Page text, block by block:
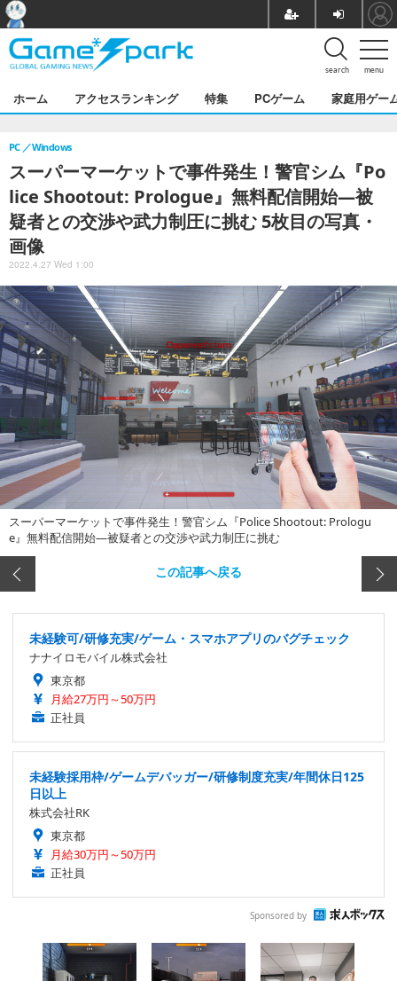
menu
search
ホーム アクセスランキング 特集 PCゲーム 家庭用ゲー
スーパーマーケットで事件発生！警官シム『Po
lice Shootout: Prologue』無料配信開始―被
疑者との交渉や武力制圧に挑む 5枚目の写真・
画像
PC Windows
2022.4.27 Wed 1:00
スーパーマーケットで事件発生！警官シム『Police Shootout: Prologu
e』無料配信開始―被疑者との交渉や武力制圧に挑む
この記事へ戻る
未経験可/研修充実/ゲーム・スマホアプリのバグチェック
ナナイロモバイル株式会社
東京都
月給27万円～50万円
正社員
未経験採用枠/ゲームデバッガー/研修制度充実/年間休日125
日以上
株式会社RK
東京都
月給30万円～50万円
正社員
Sponsored by